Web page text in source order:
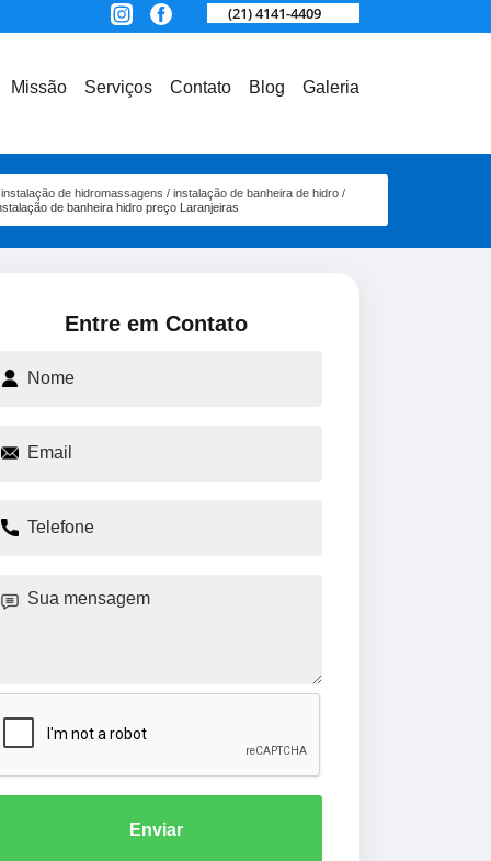
(21) 4141-4409
Missão Serviços Contato Blog Galeria
instalação de hidromassagens
instalação de banheira de hidro
de banheira hidro preço Laranjeiras
Entre em Contato
Enviar